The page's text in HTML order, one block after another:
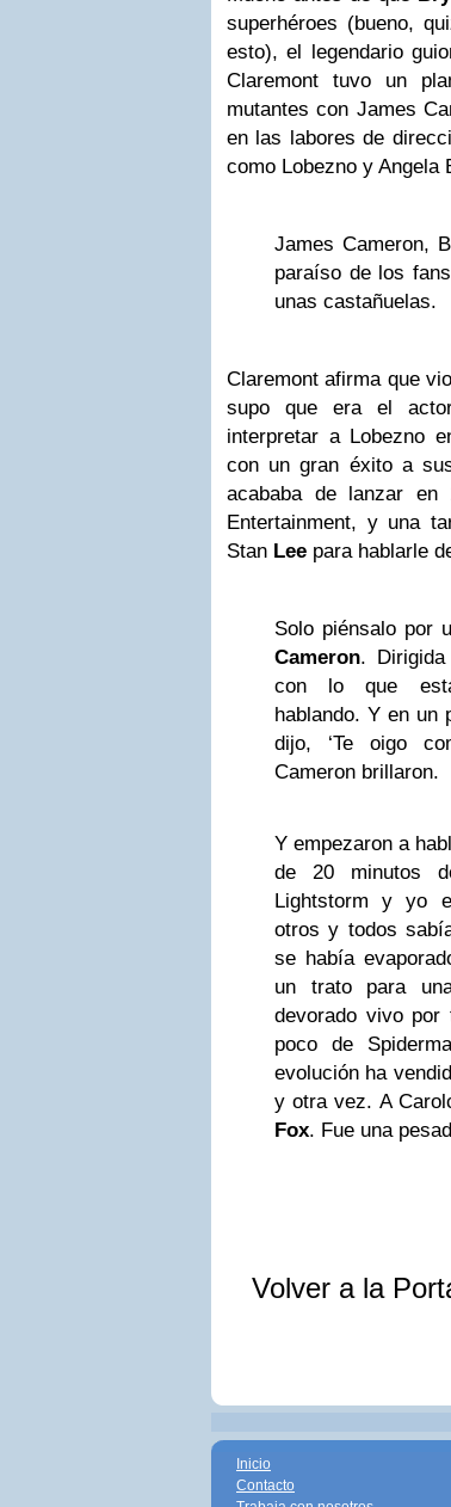
superhéroes (bueno,
esto), el legendario
Claremont tuvo un
mutantes con James
en las labores de
como Lobezno y Angela
James Cameron,
paraíso de los
unas castañuelas.
Claremont afirma que
supo que era el
interpretar a Lobezno
con un gran éxito a
acababa de lanzar en
Entertainment, y una
Stan Lee para hablarle
Solo piénsalo por
Cameron.
con lo que
hablando. Y en un
dijo, ‘Te oigo
Cameron brillaron.
Y empezaron a
de 20 minutos
Lightstorm y yo
otros y todos
se había
un trato para
devorado vivo por
poco de
evolución ha
y otra vez. A
Fox. Fue una
Volver a la
Inicio
Contacto